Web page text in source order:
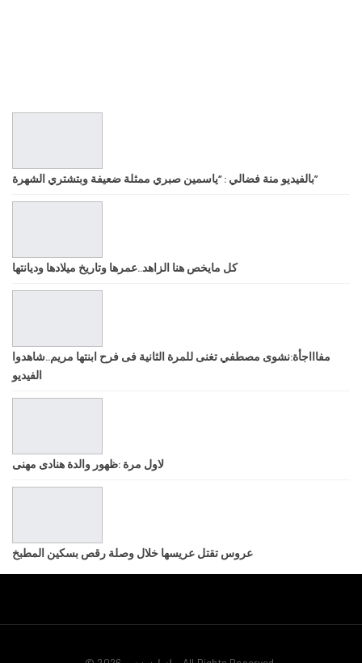
بالفيديو منة فضالي : “ياسمين صبري ممثلة ضعيفة وبتشتري الشهرة”
كل مايخص هنا الزاهد..عمرها وتاريخ ميلادها وديانتها
مفاااجأة:نشوى مصطفي تغنى للمرة الثانية فى فرح ابنتها مريم..شاهدوا
الفيديو
لاول مرة :ظهور والدة هنادى مهنى
عروس تقتل عريسها خلال وصلة رقص بسكين المطبخ